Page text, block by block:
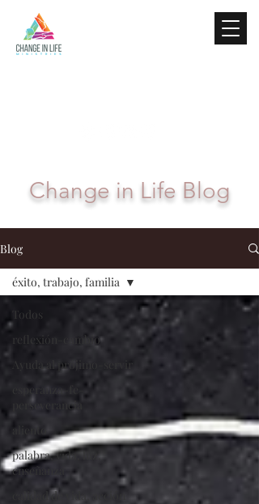
Change in Life Blog
Blog
Todos
reflexión-cambio
Ayuda al prójimo-servir
esperanza-fe-
perseverancia
aliento
palabra, vida, luz,
enseñanza
calidad de vida, acción
éxito, trabajo, familia